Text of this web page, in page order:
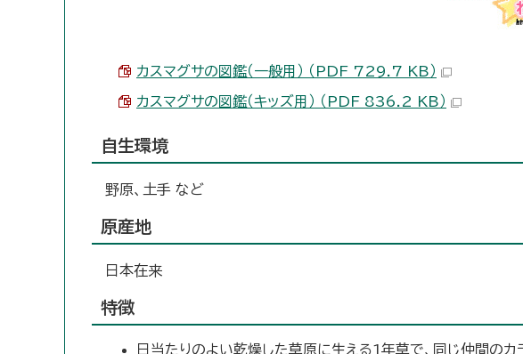
カスマグサの図鑑（一般用） （PDF 729.7 KB）
カスマグサの図鑑（キッズ用） （PDF 836.2 KB）
自生環境
野原、土手 など
原産地
日本在来
特徴
日当たりのよい乾燥した草原に生える1年草で、同じ仲間のカ